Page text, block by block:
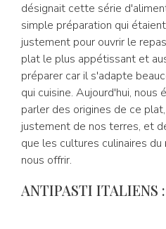
désignait cette série
simple préparation qui
justement pour ouvrir le
plat le plus appétissant et
préparer car il s'adapte
qui cuisine. Aujourd'hui, nous
parler des origines de ce
justement de nos terres, et
que les cultures culinaires du
nous offrir.
ANTIPASTI ITALIENS